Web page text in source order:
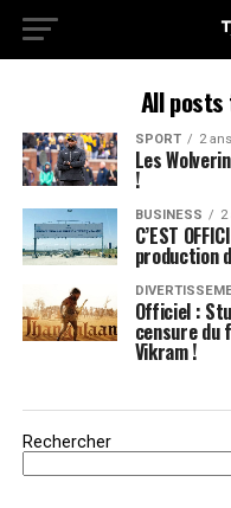
All
SPORT 2
Les
!
BUSINESS 2
C’EST
production
Officiel :
censure du
Vikram !
Rechercher